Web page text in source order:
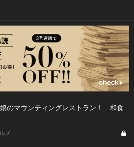
のマウンティングレストラン！ 和食
メ